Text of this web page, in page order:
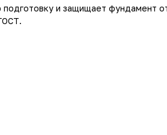
и защищает фундамент